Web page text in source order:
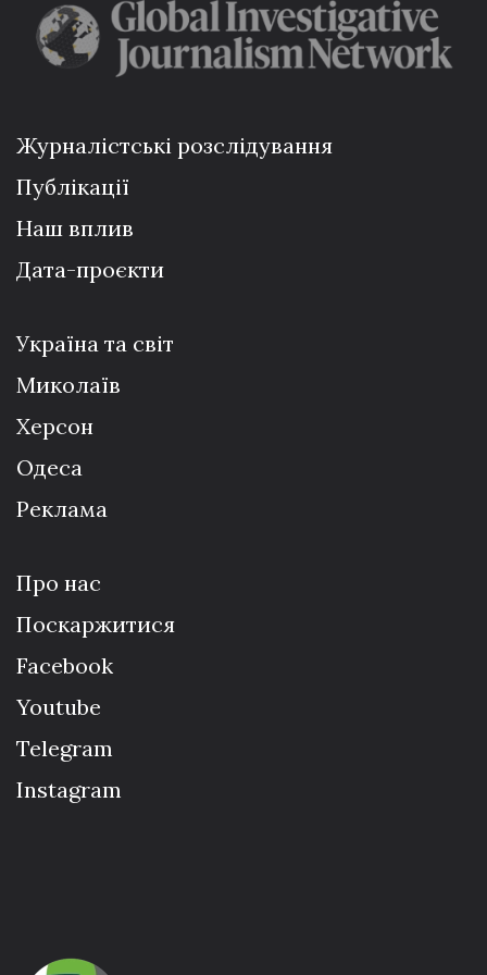
Журналістські розслідування
Публікації
Наш вплив
Дата-проєкти
Україна та світ
Миколаїв
Херсон
Одеса
Реклама
Про нас
Поскаржитися
Facebook
Youtube
Telegram
Instagram